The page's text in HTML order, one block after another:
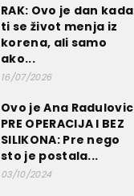
RAK: Ovo je dan kada
ti se život menja iz
korena, ali samo
ako...
16/07/2026
Ovo je Ana Radulovic
PRE OPERACIJA I BEZ
SILIKONA: Pre nego
sto je postala...
03/10/2024